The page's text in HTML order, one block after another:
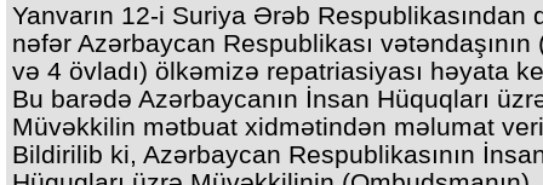
Yanvarın 12-i Suriya Ərəb Respublikasından
nəfər Azərbaycan Respublikası vətəndaşının
və 4 övladı) ölkəmizə repatriasiyası həyata
Bu barədə Azərbaycanın İnsan Hüquqları
Müvəkkilin mətbuat xidmətindən məlumat
Bildirilib ki, Azərbaycan Respublikasının